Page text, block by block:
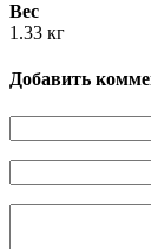
Вес
1.33 кг
Добавить